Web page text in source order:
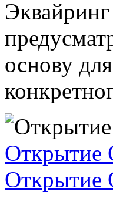
основу
Открытие
Открытие